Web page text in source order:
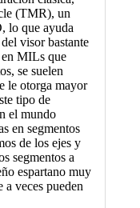
(TMR), un
lo que ayuda
visor bastante
en MILs que
se suelen
le otorga mayor
tipo de
el mundo
en segmentos
de los ejes y
segmentos a
espartano muy
veces pueden